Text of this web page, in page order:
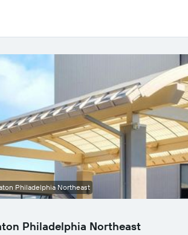
Philadelphia Northeast
Philadelphia Northeast